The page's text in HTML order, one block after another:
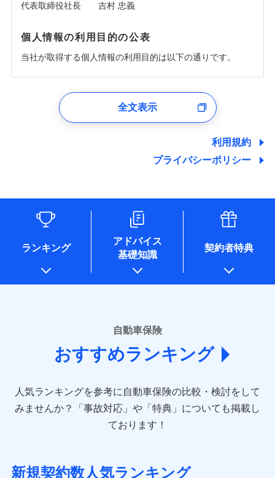
代表取締役社長 吉村 忠義
個人情報の利用目的の公表
当社が取得する個人情報の利用目的は以下の通りです。
ユーザー登録受付および、管理のため
しくは委託を受けている保険会社・提携会社の保険その他に
関する情報を提供し、金融商品等の契約を勧奨するため、ま
た維持管理等の委託業務遂行のため、またそれらに付帯、関
情報を取引のある他の保険会社の商品・サービスをご提案す
るために利用させていただくことがあります。）
各種セミナーの開催のため
コンサルティングサービスの実施のため
アンケートやキャンペーン等の実施のため
上記に係る案内・手続き・管理等付帯業務を行うため
* 当社が委託を受けている保険会社の情報は、保険会社のホ
ームページに掲載しておりますので、ご確認ください。
あいおいニッセイ同和損害保険株式会社
(https://www.aioinissaydowa.co.jp/)
アクサ損害保険株式会社 (https://www.axa-
direct.co.jp/)
sompo.co.jp/)
東京海上ダイレクト損害保険株式会社 (https://www.e-
AIG損害保険株式会社 (https://www.aig.co.jp/sonpo)
ジェイアイ傷害火災保険株式会社
全文表示
利用規約
プライバシーポリシー
ランキング
アドバイス
基礎知識
契約者特典
自動車保険
おすすめランキング
人気ランキングを参考に自動車保険の比較・検討をして
みませんか？
「事故対応」や「特典」についても掲載し
ております！
新規契約数人気ランキング